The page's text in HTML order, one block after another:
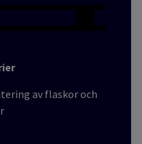
av flaskor och